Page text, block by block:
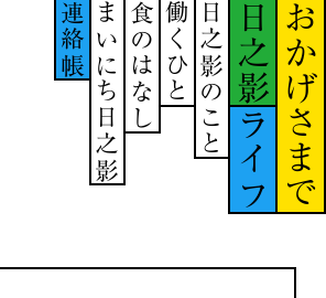
おかげさまで
日之影
ライフ
日之影のこと
働くひと
食のはなし
まいにち日之影
連絡帳